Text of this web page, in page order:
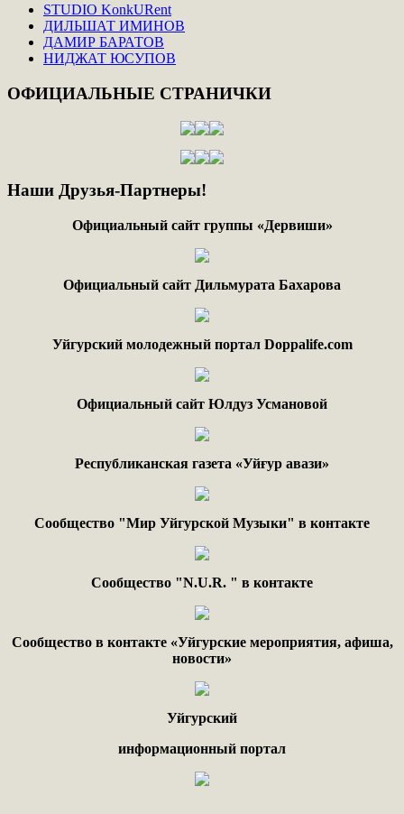
STUDIO KonkURent
ДИЛЬШАТ ИМИНОВ
ДАМИР БАРАТОВ
НИДЖАТ ЮСУПОВ
ОФИЦИАЛЬНЫЕ СТРАНИЧКИ
Наши Друзья-Партнеры!
Официальный сайт группы «Дервиши»
Официальный сайт Дильмурата Бахарова
Уйгурский молодежный портал Doppalife.com
Официальный сайт Юлдуз Усмановой
Республиканская газета «Уйғур авази»
Сообщество "Мир Уйгурской Музыки" в контакте
Сообщество "N.U.R. " в контакте
Сообщество в контакте «Уйгурские мероприятия, афиша,
новости»
Уйгурский
информационный портал